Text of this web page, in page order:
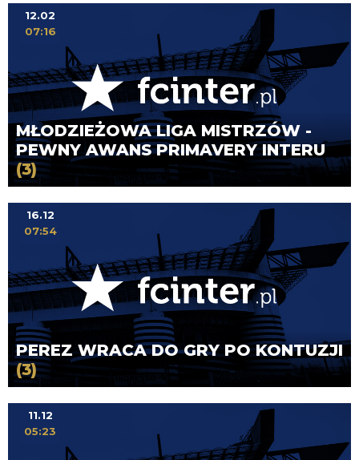
MŁODZIEŻOWA LIGA MISTRZÓW -
PEWNY AWANS PRIMAVERY INTERU
(3)
12.02
07:16
PEREZ WRACA DO GRY PO KONTUZJI
(3)
16.12
07:54
11.12
05:23